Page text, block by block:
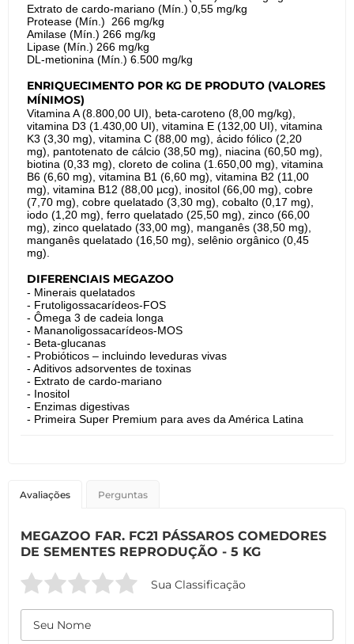
Extrato de cardo-mariano (Mín.) 0,55 mg/kg
Protease (Mín.) 266 mg/kg
Amilase (Mín.) 266 mg/kg
Lipase (Mín.) 266 mg/kg
DL-metionina (Mín.) 6.500 mg/kg
ENRIQUECIMENTO POR KG DE PRODUTO (VALORES
MÍNIMOS)
Vitamina A (8.800,00 UI), beta-caroteno (8,00 mg/kg),
vitamina D3 (1.430,00 UI), vitamina E (132,00 UI), vitamina
K3 (3,30 mg), vitamina C (88,00 mg), ácido fólico (2,20
mg), pantotenato de cálcio (38,50 mg), niacina (60,50 mg),
biotina (0,33 mg), cloreto de colina (1.650,00 mg), vitamina
B6 (6,60 mg), vitamina B1 (6,60 mg), vitamina B2 (11,00
mg), vitamina B12 (88,00 µcg), inositol (66,00 mg), cobre
(7,70 mg), cobre quelatado (3,30 mg), cobalto (0,17 mg),
iodo (1,20 mg), ferro quelatado (25,50 mg), zinco (66,00
mg), zinco quelatado (33,00 mg), manganês (38,50 mg),
manganês quelatado (16,50 mg), selênio orgânico (0,45
mg).
DIFERENCIAIS MEGAZOO
- Minerais quelatados
- Frutoligossacarídeos-FOS
- Ômega 3 de cadeia longa
- Mananoligossacarídeos-MOS
- Beta-glucanas
- Probióticos – incluindo leveduras vivas
- Aditivos adsorventes de toxinas
- Extrato de cardo-mariano
- Inositol
- Enzimas digestivas
- Primeira Super Premium para aves da América Latina
Avaliações Perguntas
MEGAZOO FAR. FC21 PÁSSAROS COMEDORES
DE SEMENTES REPRODUÇÃO - 5 KG
Sua Classificação